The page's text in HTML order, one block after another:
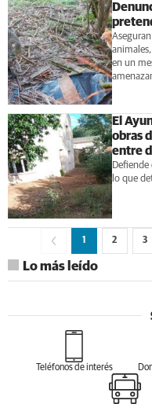
en un
El
obras
entre
lo que
2 3
Lo más leído
Teléfonos de interés